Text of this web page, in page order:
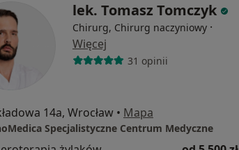
lek. Tomasz Tomczyk
Chirurg, Chirurg naczyniowy ·
Więcej
31 opinii
14a, Wrocław • Mapa
Specjalistyczne Centrum Medyczne